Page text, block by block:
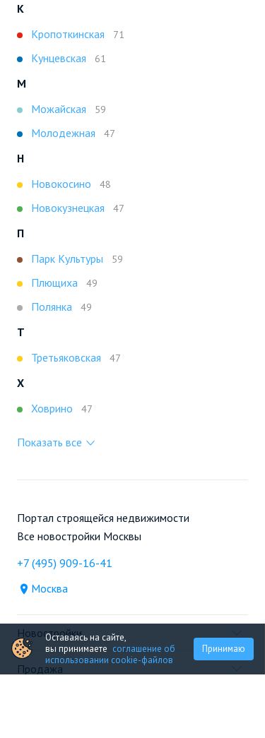
Оставаясь на сайте,
вы принимаете соглашение об
использовании cookie-файлов
Принимаю
К
Кропоткинская
71
Кунцевская 61
М
Можайская
59
Молодежная 47
Н
Новокосино
48
Новокузнецкая 47
П
Парк Культуры
59
Плющиха 49
Полянка 49
Т
Третьяковская
47
Х
Ховрино
47
Показать все
Портал строящейся недвижимости
Все новостройки Москвы
+7 (495) 909-16-41
Москва
Новостройки
Продажа